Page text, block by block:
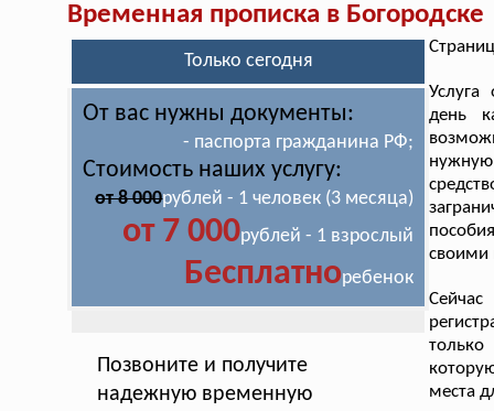
Временная прописка в Богородске
Только сегодня
От вас нужны документы:
- паспорта гражданина РФ;
Стоимость наших услугу:
от 8 000рублей - 1 человек (3 месяца)
от 7 000рублей - 1 взрослый
Бесплатноребенок
Позвоните и получите
надежную временную
день
нужную
своими
Сейчас
места